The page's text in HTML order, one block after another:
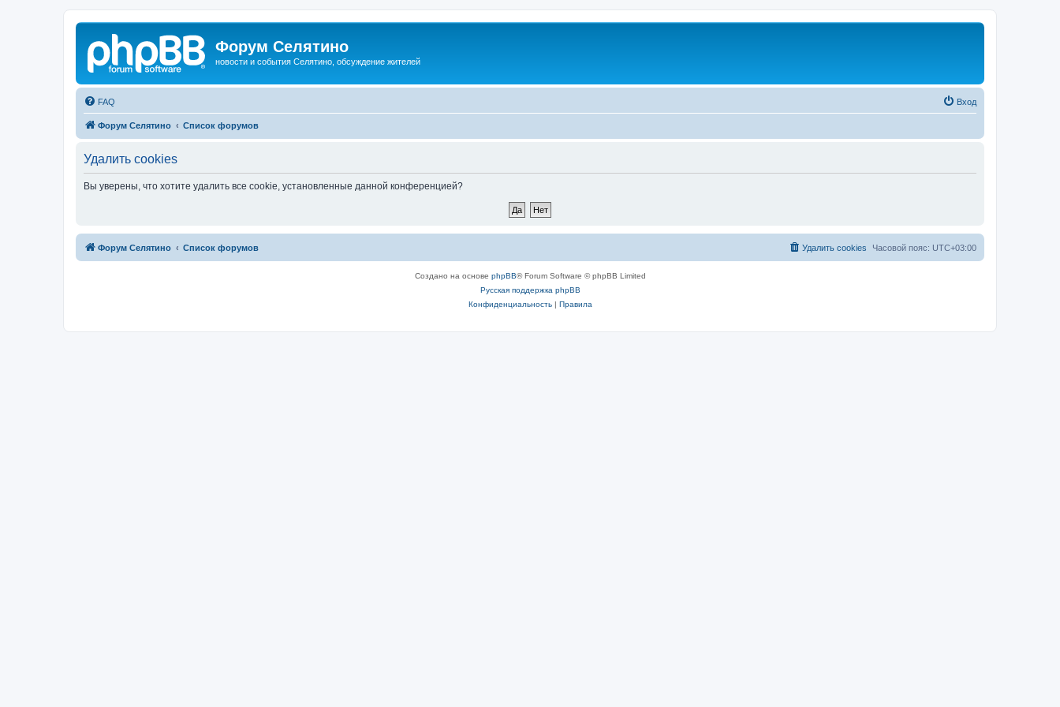
Форум Селятино
новости и события Селятино, обсуждение жителей
FAQ Вход
Форум Селятино Список форумов
Удалить cookies
Вы уверены, что хотите удалить все cookie, установленные данной конференцией?
Форум Селятино Список форумов Часовой пояс: UTC+03:00
Удалить cookies
Создано на основе phpBB® Forum Software © phpBB Limited
Русская поддержка phpBB
Конфиденциальность| Правила